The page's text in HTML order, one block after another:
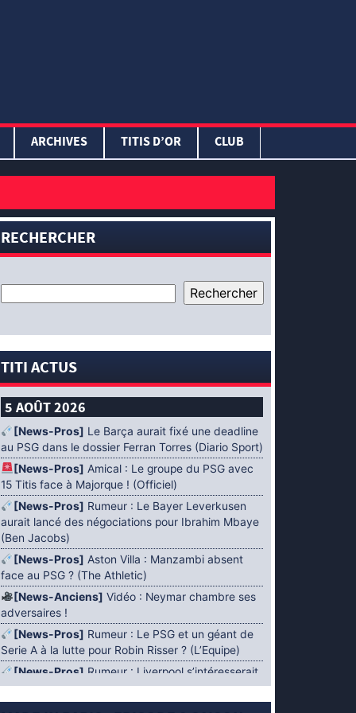
ARCHIVES TITIS D’OR CLUB
RECHERCHER
TITI ACTUS
5 AOÛT 2026
[News-Pros] Le Barça aurait fixé une deadline
au PSG dans le dossier Ferran Torres (Diario Sport)
[News-Pros] Amical : Le groupe du PSG avec
15 Titis face à Majorque ! (Officiel)
[News-Pros] Rumeur : Le Bayer Leverkusen
aurait lancé des négociations pour Ibrahim Mbaye
(Ben Jacobs)
[News-Pros] Aston Villa : Manzambi absent
face au PSG ? (The Athletic)
[News-Anciens] Vidéo : Neymar chambre ses
adversaires !
[News-Pros] Rumeur : Le PSG et un géant de
Serie A à la lutte pour Robin Risser ? (L’Equipe)
[News-Pros] Rumeur : Liverpool s’intéresserait
à Ibrahim Mbaye en plus de Bradley Barcola
(Fabrizio Romano)